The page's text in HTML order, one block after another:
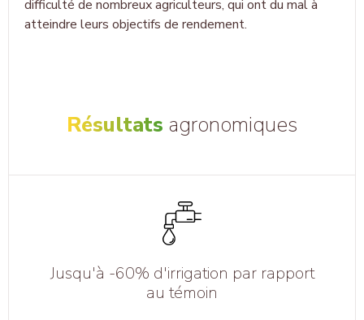
difficulté de nombreux agriculteurs, qui ont du mal à
atteindre leurs objectifs de rendement.
Résultats agronomiques
Jusqu'à -60% d'irrigation par rapport
au témoin